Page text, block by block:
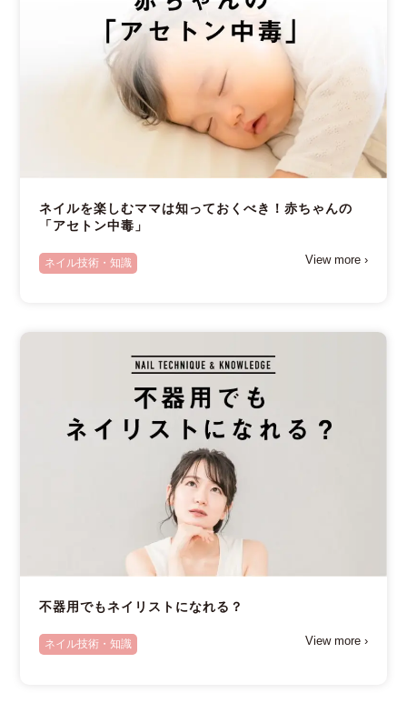
ネイルを楽しむママは知っておくべき！赤ちゃんの
「アセトン中毒」
ネイル技術・知識 View more ›
不器用でもネイリストになれる？
ネイル技術・知識 View more ›